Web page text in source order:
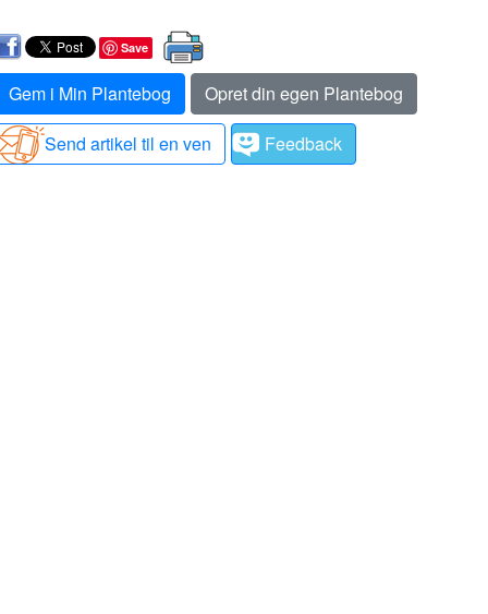
Save
Gem i Min Plantebog
Opret din egen Plantebog
Send artikel til en ven
Feedback